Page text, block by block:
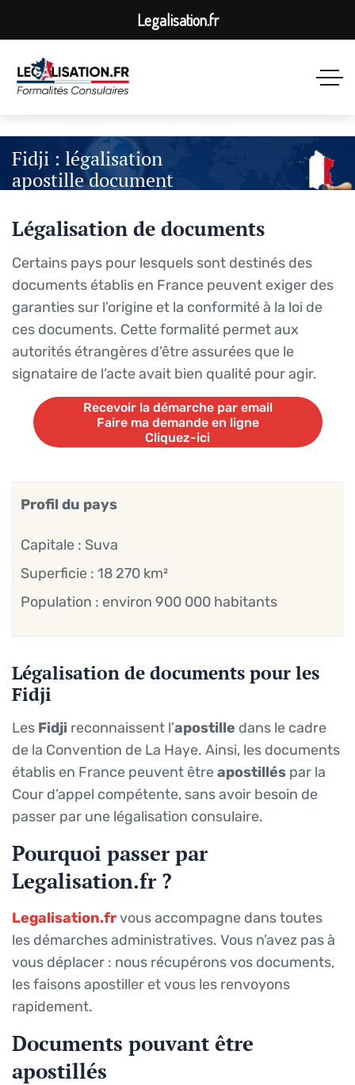
Fidji : légalisation
apostille document
Légalisation de documents
Certains pays pour lesquels sont destinés des
documents établis en France peuvent exiger des
garanties sur l’origine et la conformité à la loi de
ces documents. Cette formalité permet aux
autorités étrangères d’être assurées que le
signataire de l’acte avait bien qualité pour agir.
Recevoir la démarche par email
Faire ma demande en ligne
Cliquez-ici
Profil du pays
Capitale : Suva
Superficie : 18 270 km²
Population : environ 900 000 habitants
Légalisation de documents pour les
Fidji
Les Fidji reconnaissent l’apostille dans le cadre
de la Convention de La Haye. Ainsi, les documents
établis en France peuvent êtreapostillés par la
Cour d’appel compétente, sans avoir besoin de
passer par une légalisation consulaire.
Pourquoi passer par
Legalisation.fr ?
Legalisation.frvous accompagne dans toutes
les démarches administratives. Vous n’avez pas à
vous déplacer : nous récupérons vos documents,
les faisons apostiller et vous les renvoyons
rapidement.
Documents pouvant être
apostillés
Legalisation.fr